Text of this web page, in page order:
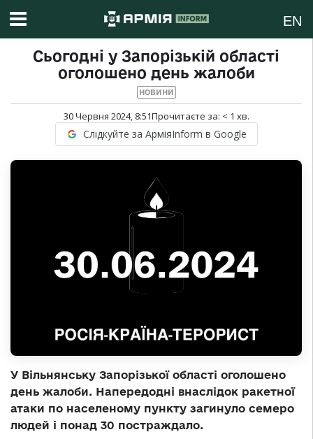
EN
Сьогодні у Запорізькій області
оголошено день жалоби
НОВИНИ
30 Червня 2024, 8:51Прочитаєте за: < 1 хв.
Слідкуйте за АрміяInform в Google
У Вільнянську Запорізької області оголошено
день жалоби. Напередодні внаслідок ракетної
атаки по населеному пункту загинуло семеро
людей і понад 30 постраждало.